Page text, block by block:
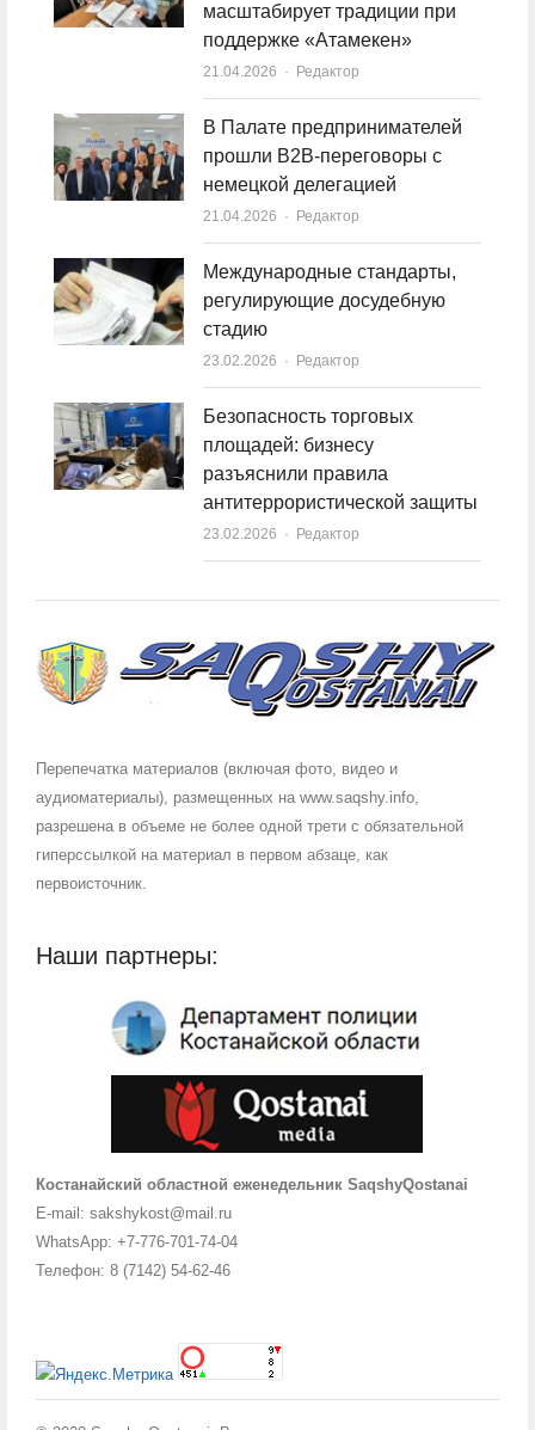
масштабирует традиции при
поддержке «Атамекен»
21.04.2026 Author
Редактор
В Палате предпринимателей
прошли B2B-переговоры с
немецкой делегацией
21.04.2026 Author
Редактор
Международные стандарты,
регулирующие досудебную
стадию
23.02.2026 Author
Редактор
Безопасность торговых
площадей: бизнесу
разъяснили правила
антитеррористической защиты
23.02.2026 Author
Редактор
Перепечатка материалов (включая фото, видео и
аудиоматериалы), размещенных на www.saqshy.info,
разрешена в объеме не более одной трети с обязательной
гиперссылкой на материал в первом абзаце, как
первоисточник.
Наши партнеры:
Костанайский областной еженедельник SaqshyQostanai
E-mail: sakshykost@mail.ru
WhatsApp: +7-776-701-74-04
Телефон: 8 (7142) 54-62-46